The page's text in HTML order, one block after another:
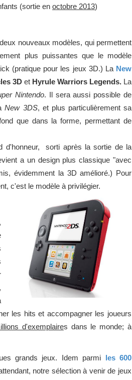
(sortie en octobre 2013)
nouveaux modèles, qui permettent
plus puissantes que le modèle
(pratique pour les jeux 3D.) La New
3Det Hyrule Warriors Legends.La
Nintendo. Il sera aussi possible de
New 3DS, et plus particulièrement sa
que dans la forme, permettant de
d'honneur, sorti après la sortie de la
a un design plus classique "avec
évidemment la 3D amélioré.) Pour
c'est le modèle à privilégier.
,
les hits et accompagner les joueurs
d'exemplaires dans le monde; à
grands jeux. Idem parmi les 600
notre sélection à venir de jeux